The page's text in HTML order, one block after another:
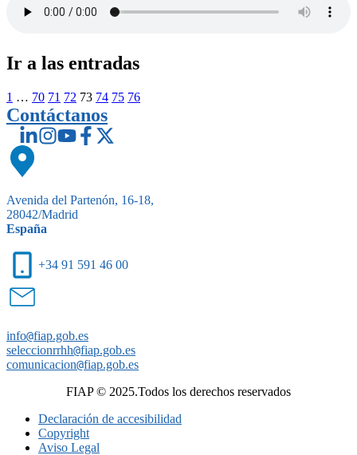
Ir a las entradas
1 … 70 71 72 73 74 75 76
Contáctanos
Avenida del Partenón, 16-18,
28042/Madrid
España
+34 91 591 46 00
info@fiap.gob.es
seleccionrrhh@fiap.gob.es
comunicacion@fiap.gob.es
FIAP © 2025.Todos los derechos reservados
Declaración de accesibilidad
Copyright
Aviso Legal